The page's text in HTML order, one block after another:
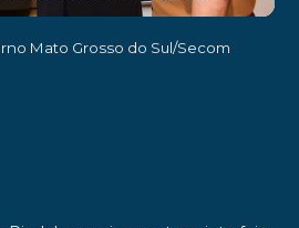
Mato Grosso do Sul/Secom